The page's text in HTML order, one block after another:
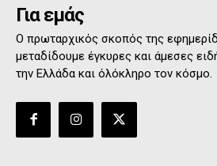
Για εμάς
Ο πρωταρχικός σκοπός της
μεταδίδουμε έγκυρες και άμεσες
την Ελλάδα και όλόκληρο τον κόσμο.